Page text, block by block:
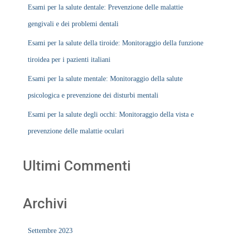
Esami per la salute dentale: Prevenzione delle malattie
gengivali e dei problemi dentali
Esami per la salute della tiroide: Monitoraggio della funzione
tiroidea per i pazienti italiani
Esami per la salute mentale: Monitoraggio della salute
psicologica e prevenzione dei disturbi mentali
Esami per la salute degli occhi: Monitoraggio della vista e
prevenzione delle malattie oculari
Ultimi Commenti
Archivi
Settembre 2023